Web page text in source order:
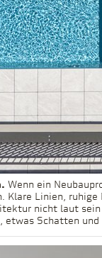
Wenn ein
Klare Linien,
nicht laut
etwas Schatten